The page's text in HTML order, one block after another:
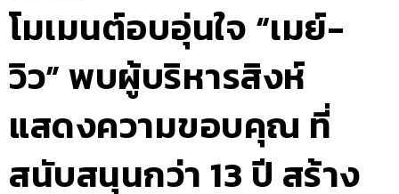
โมเมนต์อบอุ่นใจ “เมย์-
วิว” พบผู้บริหารสิงห์
แสดงความขอบคุณ ที่
สนับสนุนกว่า 13 ปี สร้าง